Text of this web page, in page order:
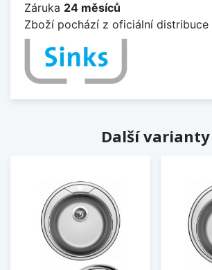
Záruka 24 měsíců
Zboží pochází z oficiální distribuce
Další varianty